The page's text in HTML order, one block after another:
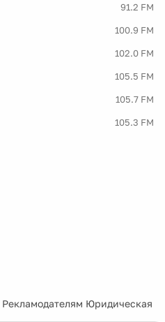
91.2 FM
100.9 FM
102.0 FM
105.5 FM
105.7 FM
105.3 FM
Рекламодателям Юридическая